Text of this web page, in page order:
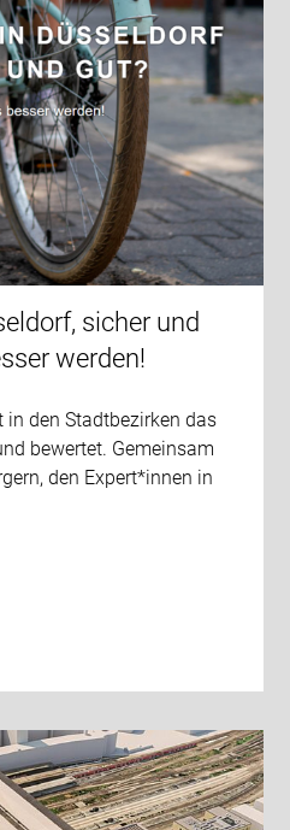
sicher und
werden!
in den Stadtbezirken das
bewertet. Gemeinsam
den Expert*innen in